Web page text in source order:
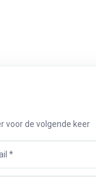
voor de volgende keer